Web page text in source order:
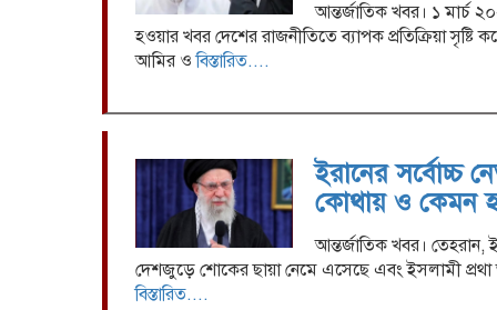
আন্তর্জাতিক খবর। ১ মার্চ
হওয়ার খবর দেশের রাজনীতিতে ব্যাপক প্রতিক্রিয়া সৃষ্টি
আমির ওবিস্তারিত....
ইরানের সর্বোচ্চ
কোথায় ও কেমন
আন্তর্জাতিক খবর।
দেশজুড়ে শোকের ছায়া নেমে এসেছে এবং ইসলামী প্রথা
বিস্তারিত....